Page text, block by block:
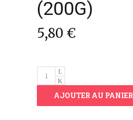
(200G)
5,80 €
FETA
GRECQUE
(200G)
quantity
AJOUTER AU PANIER